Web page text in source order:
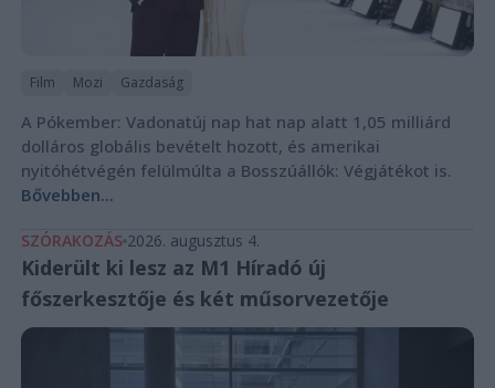
Film Mozi Gazdaság
A Pókember: Vadonatúj nap hat nap alatt 1,05 milliárd
dolláros globális bevételt hozott, és amerikai
nyitóhétvégén felülmúlta a Bosszúállók: Végjátékot is.
Bővebben...
SZÓRAKOZÁS 2026. augusztus 4.
Kiderült ki lesz az M1 Híradó új
főszerkesztője és két műsorvezetője